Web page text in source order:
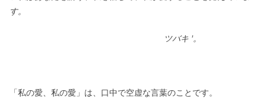
す。
ツバキ '。
「私の愛、私の愛」は、口中で空虚な言葉のことです。